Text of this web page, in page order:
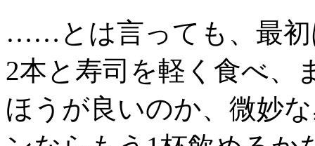
……とは言っても、最初
2本と寿司を軽く食べ、
ほうが良いのか、微妙